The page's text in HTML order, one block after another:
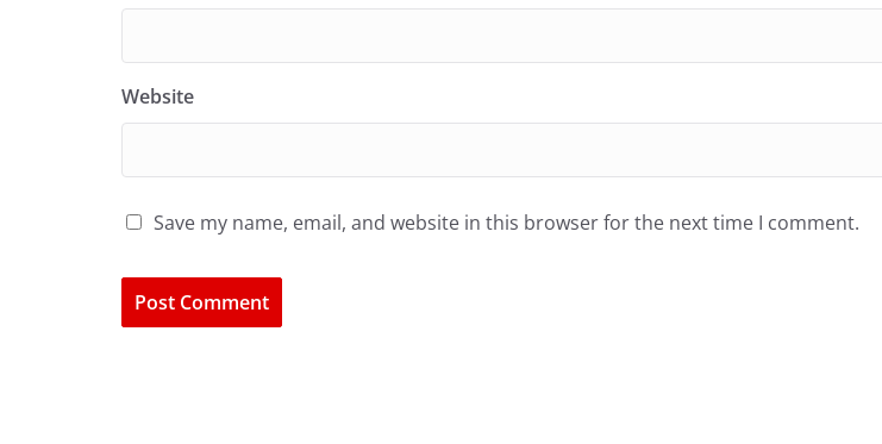
Website
Save my name, email, and website in this browser for the next time I comment.